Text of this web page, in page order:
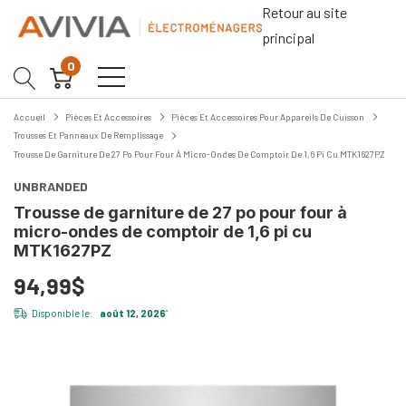
Retour au site
principal
0
Accueil Pièces Et Accessoires
Pièces Et Accessoires Pour Appareils De Cuisson
Trousses Et Panneaux De Remplissage
Trousse De Garniture De 27 Po Pour Four À Micro-Ondes De Comptoir De 1,6 Pi Cu MTK1627PZ
UNBRANDED
Trousse de garniture de 27 po pour four à
micro-ondes de comptoir de 1,6 pi cu
MTK1627PZ
94,99$
Disponible le: août 12, 2026*